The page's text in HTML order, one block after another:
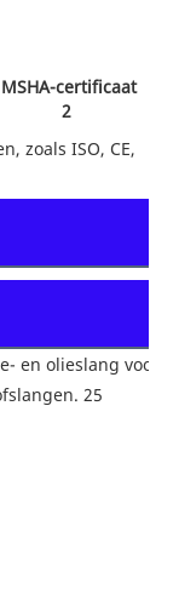
2
zoals ISO, CE,